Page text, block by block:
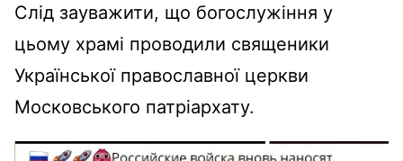
Слід зауважити, що богослужіння у
цьому храмі проводили священики
Української православної церкви
Московського патріархату.